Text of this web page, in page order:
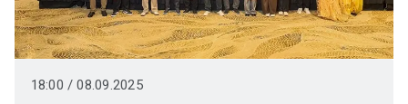
18:00 / 08.09.2025